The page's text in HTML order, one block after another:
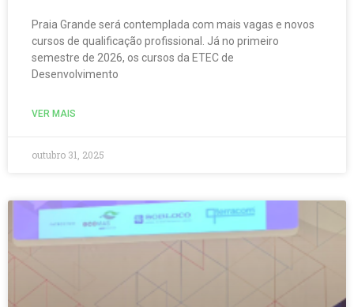
Praia Grande será contemplada com mais vagas e novos
cursos de qualificação profissional. Já no primeiro
semestre de 2026, os cursos da ETEC de
Desenvolvimento
VER MAIS
outubro 31, 2025